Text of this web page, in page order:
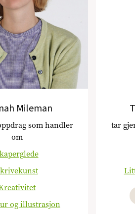
Mileman
som handler
om
og illustrasjon
tar